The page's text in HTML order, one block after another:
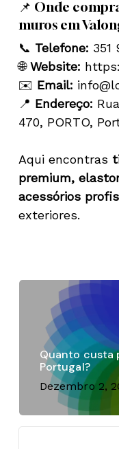
📌 Onde
muros em
📞 Telefone: 351
🌐Website:
✉️ Email:
📍 Endereço:
470, PORTO,
Aqui encontras
premium,
acessórios
exteriores.
Quanto custa
Portugal?
Dezembro 2,